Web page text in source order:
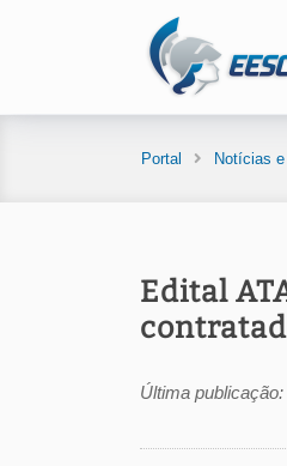
Portal Notícias
Edital
Última